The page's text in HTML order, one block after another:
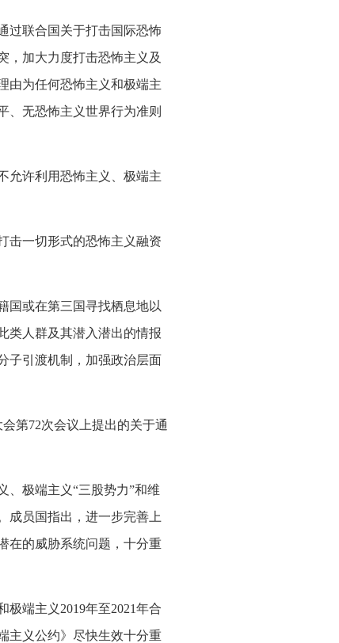
过联合国关于打击国际恐怖
，加大力度打击恐怖主义及
由为任何恐怖主义和极端主
、无恐怖主义世界行为准则
允许利用恐怖主义、极端主
击一切形式的恐怖主义融资
国或在第三国寻找栖息地以
类人群及其潜入潜出的情报
子引渡机制，加强政治层面
第72次会议上提出的关于通
极端主义“三股势力”和维
成员国指出，进一步完善上
在的威胁系统问题，十分重
端主义2019年至2021年合
主义公约》尽快生效十分重